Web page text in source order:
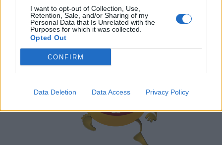
I want to opt-out of Collection, Use,
Retention, Sale, and/or Sharing of my
Personal Data that Is Unrelated with the
Purposes for which it was collected.
Opted Out
CONFIRM
Data Deletion Data Access Privacy Policy
előrejelzés az elmúlt 100 év időjárási adatain, az aktuális
számokon, előrejelzéseken és matematikai
valószínűségszámításon alapulnak és egyfajta irányjelzőként
szolgálhatnak a programok tervezésekor.